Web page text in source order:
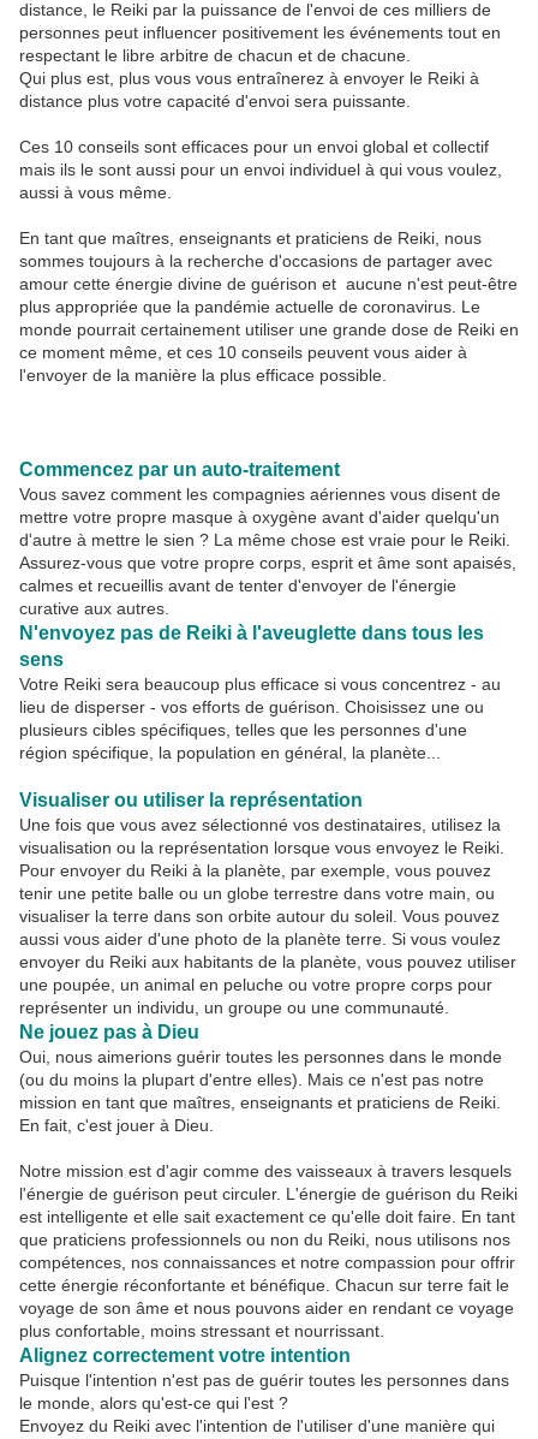
distance, le Reiki par la puissance de l'envoi de ces milliers de
personnes peut influencer positivement les événements tout en
respectant le libre arbitre de chacun et de chacune.
Qui plus est, plus vous vous entraînerez à envoyer le Reiki à
distance plus votre capacité d'envoi sera puissante.
Ces 10 conseils sont efficaces pour un envoi global et collectif
mais ils le sont aussi pour un envoi individuel à qui vous voulez,
aussi à vous même.
En tant que maîtres, enseignants et praticiens de Reiki, nous
sommes toujours à la recherche d'occasions de partager avec
amour cette énergie divine de guérison et aucune n'est peut-être
plus appropriée que la pandémie actuelle de coronavirus. Le
monde pourrait certainement utiliser une grande dose de Reiki en
ce moment même, et ces 10 conseils peuvent vous aider à
l'envoyer de la manière la plus efficace possible.
Commencez par un auto-traitement
Vous savez comment les compagnies aériennes vous disent de
mettre votre propre masque à oxygène avant d'aider quelqu'un
d'autre à mettre le sien ? La même chose est vraie pour le Reiki.
Assurez-vous que votre propre corps, esprit et âme sont apaisés,
calmes et recueillis avant de tenter d'envoyer de l'énergie
curative aux autres.
N'envoyez pas de Reiki à l'aveuglette dans tous les
sens
Votre Reiki sera beaucoup plus efficace si vous concentrez - au
lieu de disperser - vos efforts de guérison. Choisissez une ou
plusieurs cibles spécifiques, telles que les personnes d'une
région spécifique, la population en général, la planète...
Visualiser ou utiliser la représentation
Une fois que vous avez sélectionné vos destinataires, utilisez la
visualisation ou la représentation lorsque vous envoyez le Reiki.
Pour envoyer du Reiki à la planète, par exemple, vous pouvez
tenir une petite balle ou un globe terrestre dans votre main, ou
visualiser la terre dans son orbite autour du soleil. Vous pouvez
aussi vous aider d'une photo de la planète terre. Si vous voulez
envoyer du Reiki aux habitants de la planète, vous pouvez utiliser
une poupée, un animal en peluche ou votre propre corps pour
représenter un individu, un groupe ou une communauté.
Ne jouez pas à Dieu
Oui, nous aimerions guérir toutes les personnes dans le monde
(ou du moins la plupart d'entre elles). Mais ce n'est pas notre
mission en tant que maîtres, enseignants et praticiens de Reiki.
En fait, c'est jouer à Dieu.
Notre mission est d'agir comme des vaisseaux à travers lesquels
l'énergie de guérison peut circuler. L'énergie de guérison du Reiki
est intelligente et elle sait exactement ce qu'elle doit faire. En tant
que praticiens professionnels ou non du Reiki, nous utilisons nos
compétences, nos connaissances et notre compassion pour offrir
cette énergie réconfortante et bénéfique. Chacun sur terre fait le
voyage de son âme et nous pouvons aider en rendant ce voyage
plus confortable, moins stressant et nourrissant.
Alignez correctement votre intention
Puisque l'intention n'est pas de guérir toutes les personnes dans
le monde, alors qu'est-ce qui l'est ?
Envoyez du Reiki avec l'intention de l'utiliser d'une manière qui